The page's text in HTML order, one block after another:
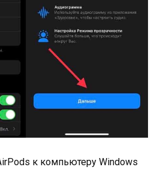
к компьютеру Windows